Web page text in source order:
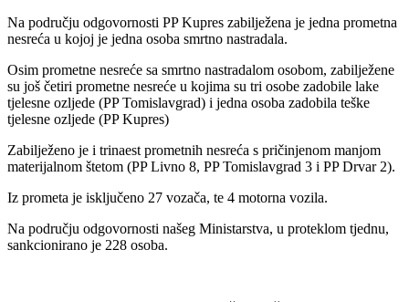
Na području odgovornosti PP Kupres zabilježena je jedna prometna
nesreća u kojoj je jedna osoba smrtno nastradala.
Osim prometne nesreće sa smrtno nastradalom osobom, zabilježene
su još četiri prometne nesreće u kojima su tri osobe zadobile lake
tjelesne ozljede (PP Tomislavgrad) i jedna osoba zadobila teške
tjelesne ozljede (PP Kupres)
Zabilježeno je i trinaest prometnih nesreća s pričinjenom manjom
materijalnom štetom (PP Livno 8, PP Tomislavgrad 3 i PP Drvar 2).
Iz prometa je isključeno 27 vozača, te 4 motorna vozila.
Na području odgovornosti našeg Ministarstva, u proteklom tjednu,
sankcionirano je 228 osoba.